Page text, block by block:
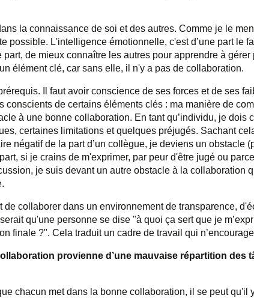
la connaissance de soi et des autres. Comme je le
possible. L'intelligence émotionnelle, c'est d’une part le
part, de mieux connaître les autres pour apprendre à
élément clé, car sans elle, il n'y a pas de collaboration.
Il faut avoir conscience de ses forces et de ses
conscients de certains éléments clés : ma manière de
à une bonne collaboration. En tant qu’individu, je dois
certaines limitations et quelques préjugés. Sachant
négatif de la part d’un collègue, je deviens un obstacle
si je crains de m'exprimer, par peur d'être jugé ou
je suis devant un autre obstacle à la collaboration
collaborer dans un environnement de transparence,
qu'une personne se dise "à quoi ça sert que je
finale ?". Cela traduit un cadre de travail qui
provienne d’une mauvaise répartition des
chacun met dans la bonne collaboration, il se peut qu'il